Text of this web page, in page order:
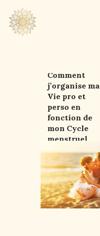
ACCUEIL
À PROPOS
MA MÉTHODE
BOUTIQUE
PANIER
Comment
j’organise ma
Vie pro et
perso en
fonction de
mon Cycle
menstruel